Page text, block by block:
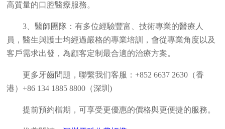
高質量的口腔醫療服務。
3、醫師團隊：有多位經驗豐富、技術專業的醫療人
員，醫生與護士均經過嚴格的專業培訓，會從專業角度以及
客戶需求出發，為顧客定制最合適的治療方案。
更多牙齒問題，聯繫我们客服：+852 6637 2630（香
港）+86 134 1885 8800（深圳)
提前預約檔期，可享受更優惠的價格與更便捷的服務。